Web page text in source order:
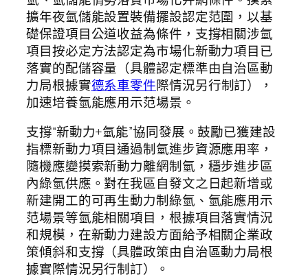
擴年夜氫儲能設置裝備擺設認定范圍，以基
礎保證項目公道收益為條件，支撐相關涉氫
項目按必定方法認定為市場化新動力項目已
落實的配儲容量（具體認定標準由自治區動
力局根據實德系車零件際情況另行制訂），
加速培養氫能應用示范場景。
支撐“新動力+氫能”協同發展。鼓勵已獲建設
指標新動力項目通過制氫進步資源應用率，
隨機應變摸索新動力離網制氫，穩步進步區
內綠氫供應。對在我區自發文之日起新增或
新建開工的可再生動力制綠氫、氫能應用示
范場景等氫能相關項目，根據項目落實情況
和規模，在新動力建設方面給予相關企業政
策傾斜和支撐（具體政策由自治區動力局根
據實際情況另行制訂）。